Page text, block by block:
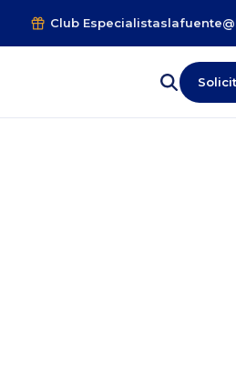
Club Especialistas